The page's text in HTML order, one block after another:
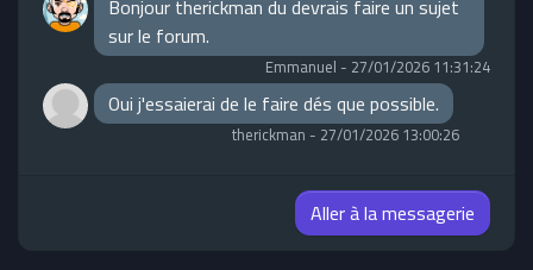
Bonjour therickman du devrais faire un sujet
sur le forum.
Emmanuel - 27/01/2026 11:31:24
Oui j'essaierai de le faire dés que possible.
therickman - 27/01/2026 13:00:26
Aller à la messagerie